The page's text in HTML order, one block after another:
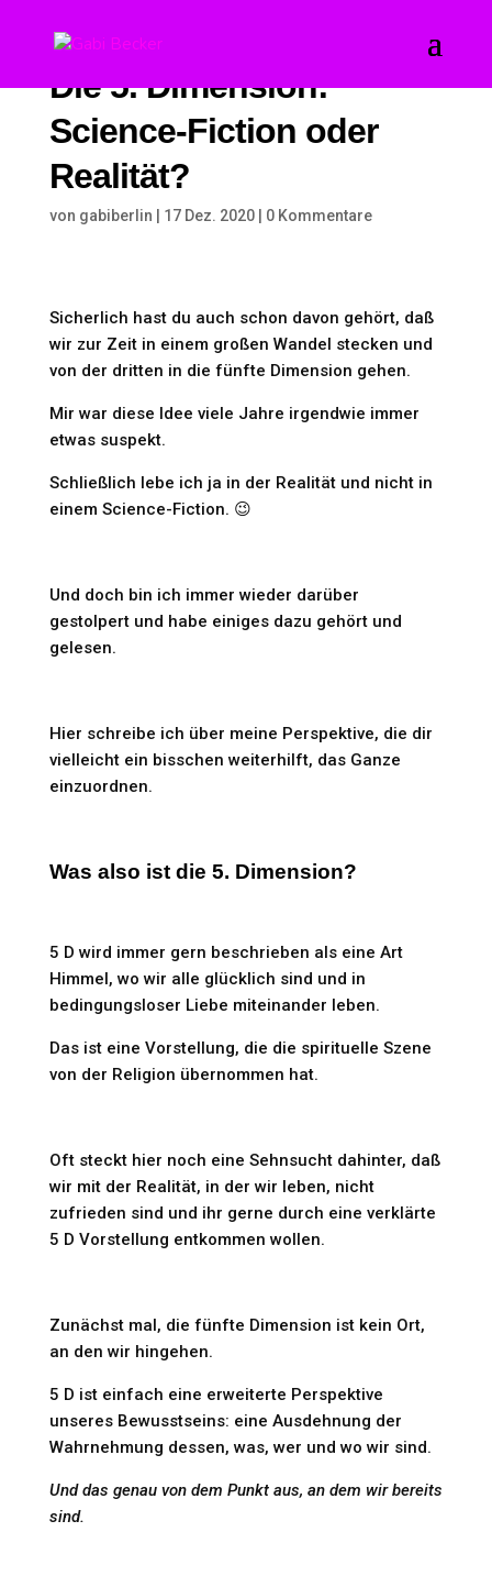
Die 5. Dimension:
Science-Fiction oder
Realität?
von gabiberlin 17 Dez. 2020| 0 Kommentare
Sicherlich hast du auch schon davon gehört, daß
wir zur Zeit in einem großen Wandel stecken und
von der dritten in die fünfte Dimension gehen.
Mir war diese Idee viele Jahre irgendwie immer
etwas suspekt.
Schließlich lebe ich ja in der Realität und nicht in
einem Science-Fiction. 😉
Und doch bin ich immer wieder darüber
gestolpert und habe einiges dazu gehört und
gelesen.
Hier schreibe ich über meine Perspektive, die dir
vielleicht ein bisschen weiterhilft, das Ganze
einzuordnen.
Was also ist die 5. Dimension?
5 D wird immer gern beschrieben als eine Art
Himmel, wo wir alle glücklich sind und in
bedingungsloser Liebe miteinander leben.
Das ist eine Vorstellung, die die spirituelle Szene
von der Religion übernommen hat.
Oft steckt hier noch eine Sehnsucht dahinter, daß
wir mit der Realität, in der wir leben, nicht
zufrieden sind und ihr gerne durch eine verklärte
5 D Vorstellung entkommen wollen.
Zunächst mal, die fünfte Dimension ist kein Ort,
an den wir hingehen.
5 D ist einfach eine erweiterte Perspektive
unseres Bewusstseins: eine Ausdehnung der
Wahrnehmung dessen, was, wer und wo wir sind.
Und das genau von dem Punkt aus, an dem wir bereits
sind.